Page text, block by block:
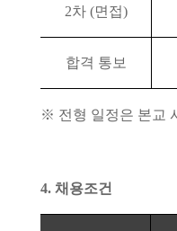
2차 (면접)
합격 통보
※ 전형 일정은 본교
4. 채용조건